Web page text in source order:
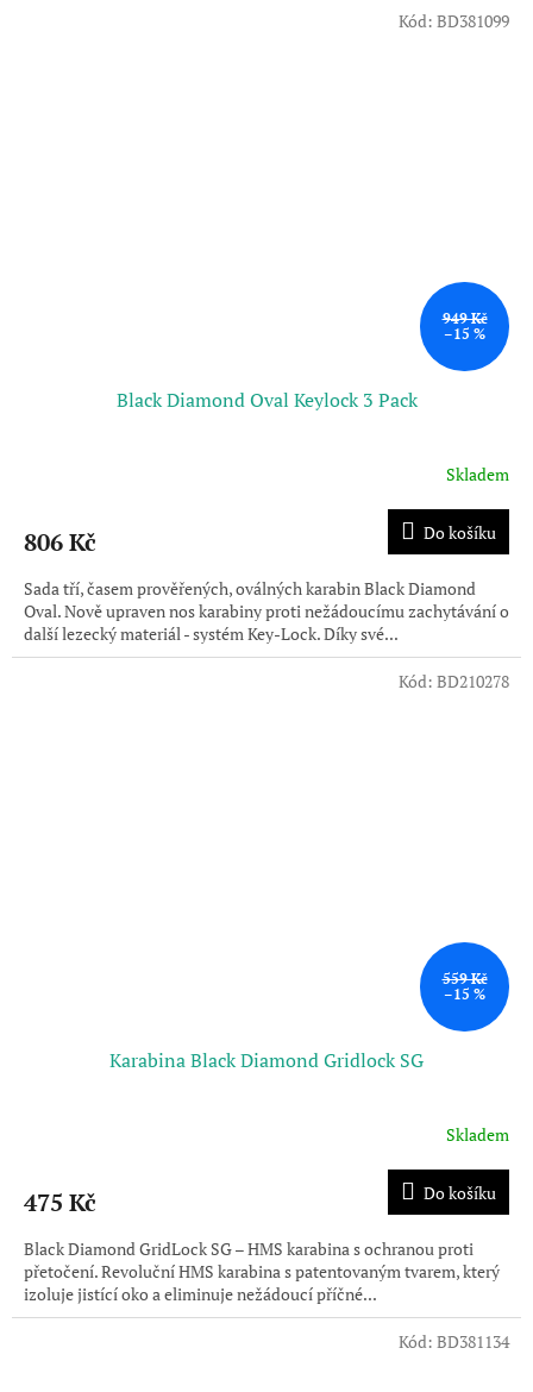
949 Kč
–15 %
Black Diamond Oval Keylock 3 Pack
Skladem
806 Kč Do košíku
Sada tří, časem prověřených, oválných karabin Black Diamond
Oval. Nově upraven nos karabiny proti nežádoucímu zachytávání o
další lezecký materiál - systém Key-Lock. Díky své...
Kód: BD381099
559 Kč
–15 %
Karabina Black Diamond Gridlock SG
Skladem
475 Kč Do košíku
Black Diamond GridLock SG – HMS karabina s ochranou proti
přetočení. Revoluční HMS karabina s patentovaným tvarem, který
izoluje jistící oko a eliminuje nežádoucí příčné...
Kód: BD210278
Kód: BD381134